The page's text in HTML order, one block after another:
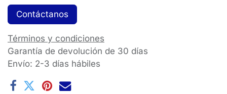
Contáctanos
Términos y condiciones
Garantía de devolución de 30 días
Envío: 2-3 días hábiles